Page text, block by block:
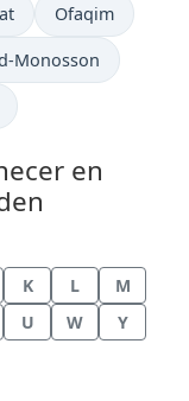
Ofaqim
Monosson
en
K L
M
U W
Y